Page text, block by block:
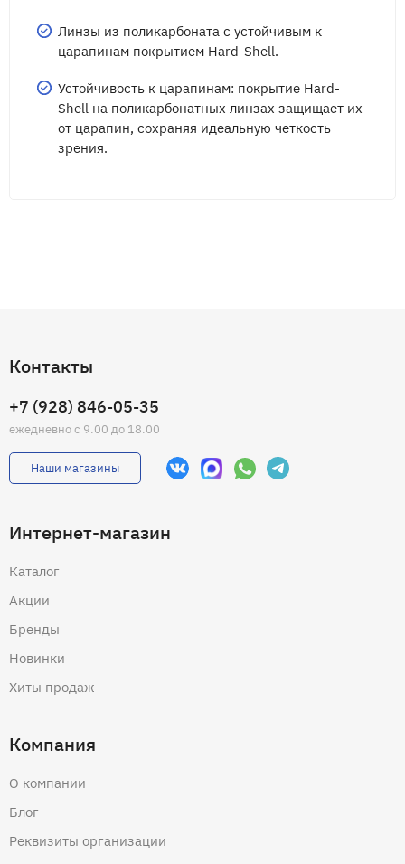
Линзы из поликарбоната с устойчивым к
царапинам покрытием Hard-Shell.
Устойчивость к царапинам: покрытие Hard-
Shell на поликарбонатных линзах защищает их
от царапин, сохраняя идеальную четкость
зрения.
Контакты
+7 (928) 846-05-35
ежедневно с 9.00 до 18.00
Наши магазины
Интернет-магазин
Каталог
Акции
Бренды
Новинки
Хиты продаж
Компания
О компании
Блог
Реквизиты организации